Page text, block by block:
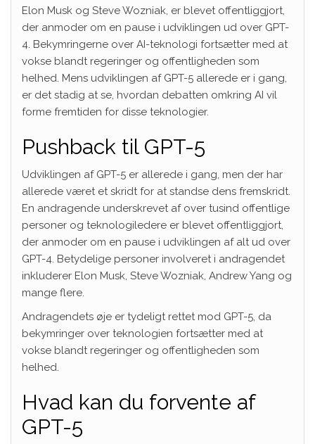
Elon Musk og Steve Wozniak, er blevet offentliggjort,
der anmoder om en pause i udviklingen ud over GPT-
4. Bekymringerne over AI-teknologi fortsætter med at
vokse blandt regeringer og offentligheden som
helhed. Mens udviklingen af GPT-5 allerede er i gang,
er det stadig at se, hvordan debatten omkring AI vil
forme fremtiden for disse teknologier.
Pushback til GPT-5
Udviklingen af GPT-5 er allerede i gang, men der har
allerede været et skridt for at standse dens fremskridt.
En andragende underskrevet af over tusind offentlige
personer og teknologiledere er blevet offentliggjort,
der anmoder om en pause i udviklingen af alt ud over
GPT-4. Betydelige personer involveret i andragendet
inkluderer Elon Musk, Steve Wozniak, Andrew Yang og
mange flere.
Andragendets øje er tydeligt rettet mod GPT-5, da
bekymringer over teknologien fortsætter med at
vokse blandt regeringer og offentligheden som
helhed.
Hvad kan du forvente af
GPT-5